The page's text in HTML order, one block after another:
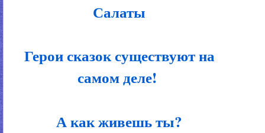
Салаты
Герои сказок существуют на
самом деле!
А как живешь ты?